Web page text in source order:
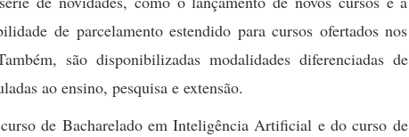
de parcelamento estendido para cursos ofertados nos
são disponibilizadas modalidades diferenciadas de
ao ensino, pesquisa e extensão.
de Bacharelado em Inteligência Artificial e do curso de